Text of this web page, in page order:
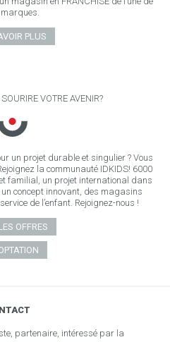
marques.
PLUS
VOTRE AVENIR?
un projet durable et singulier ? Vous
la communauté IDKIDS! 6000
familial, un projet international dans
concept innovant, des magasins
de l’enfant. Rejoignez-nous !
OFFRES
partenaire, intéressé par la